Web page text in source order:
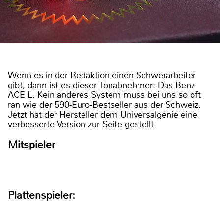
Wenn es in der Redaktion einen Schwerarbeiter
gibt, dann ist es dieser Tonabnehmer: Das Benz
ACE L. Kein anderes System muss bei uns so oft
ran wie der 590-Euro-Bestseller aus der Schweiz.
Jetzt hat der Hersteller dem Universalgenie eine
verbesserte Version zur Seite gestellt
Mitspieler
Plattenspieler: